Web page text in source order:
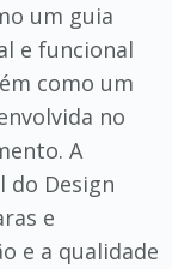
um guia
e funcional
como um
no
A
do Design
e
e a qualidade